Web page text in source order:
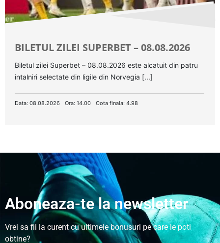
BILETUL ZILEI SUPERBET – 08.08.2026
Biletul zilei Superbet – 08.08.2026 este alcatuit din patru
intalniri selectate din ligile din Norvegia [...]
Data: 08.08.2026 Ora: 14.00 Cota finala: 4.98
Aboneaza-te la newsletter
Vrei sa fii la curent cu ultimele bonusuri pe care le poti
obtine?